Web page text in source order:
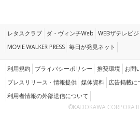
レタスクラブ ダ・ヴィンチWeb WEBザテレビ
MOVIE WALKER PRESS 毎日が発見ネット
利用規約 プライバシーポリシー 推奨環境 お問
プレスリリース・情報提供 媒体資料 広告掲載に
利用者情報の外部送信について
©KADOKAWA